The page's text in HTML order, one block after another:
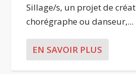
Sillage/s, un projet de
chorégraphe ou danseur,...
EN SAVOIR PLUS